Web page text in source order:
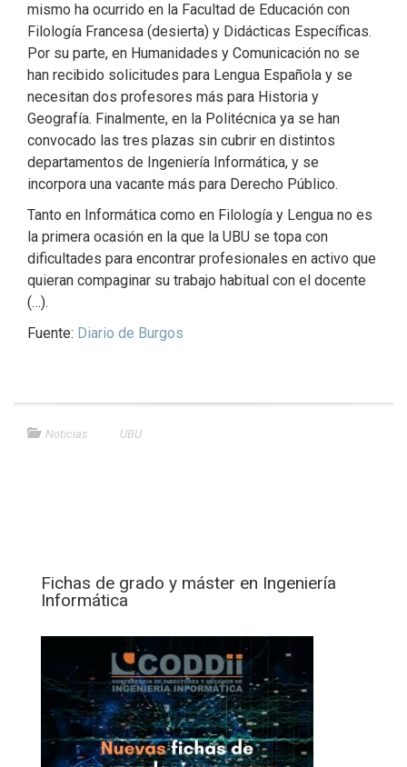
mismo ha ocurrido en la Facultad de Educación con
Filología Francesa (desierta) y Didácticas Específicas.
Por su parte, en Humanidades y Comunicación no se
han recibido solicitudes para Lengua Española y se
necesitan dos profesores más para Historia y
Geografía. Finalmente, en la Politécnica ya se han
convocado las tres plazas sin cubrir en distintos
departamentos de Ingeniería Informática, y se
incorpora una vacante más para Derecho Público.
Tanto en Informática como en Filología y Lengua no es
la primera ocasión en la que la UBU se topa con
dificultades para encontrar profesionales en activo que
quieran compaginar su trabajo habitual con el docente
(…).
Fuente: Diario de Burgos
Noticias UBU
Fichas de grado y máster en Ingeniería
Informática